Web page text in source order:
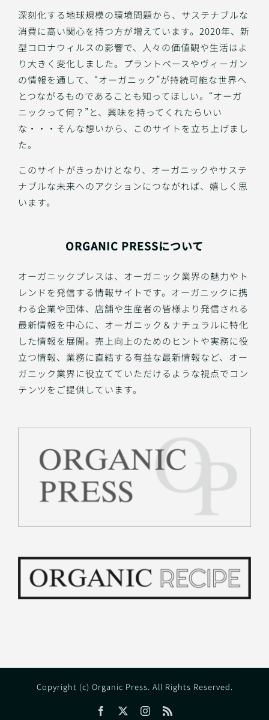
深刻化する地球規模の環境問題から、サステナブルな
消費に高い関心を持つ方が増えています。2020年、新
型コロナウィルスの影響で、人々の価値観や生活はよ
り大きく変化しました。プラントベースやヴィーガン
の情報を通して、“オーガニック”が持続可能な世界へ
とつながるものであることも知ってほしい。“オーガ
ニックって何？”と、興味を持ってくれたらいい
な・・・そんな想いから、このサイトを立ち上げまし
た。
このサイトがきっかけとなり、オーガニックやサステ
ナブルな未来へのアクションにつながれば、嬉しく思
います。
ORGANIC PRESSについて
オーガニックプレスは、オーガニック業界の魅力やト
レンドを発信する情報サイトです。オーガニックに携
わる企業や団体、店舗や生産者の皆様より発信される
最新情報を中心に、オーガニック＆ナチュラルに特化
した情報を展開。売上向上のためのヒントや実務に役
立つ情報、業務に直結する有益な最新情報など、オー
ガニック業界に役立てていただけるような視点でコン
テンツをご提供しています。
Copyright (c) Organic Press. All Rights Reserved.
Facebook Instagram